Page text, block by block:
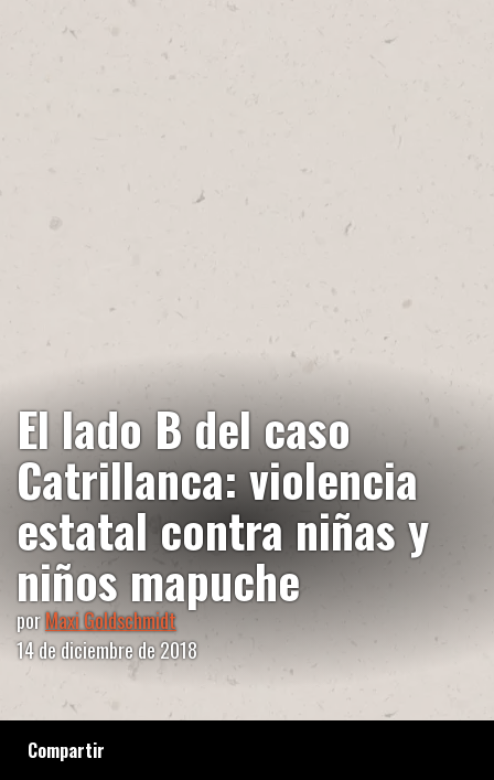
Compartir
El lado B del caso
Catrillanca: violencia
estatal contra niñas y
niños mapuche
porMaxi Goldschmidt
14 de diciembre de 2018